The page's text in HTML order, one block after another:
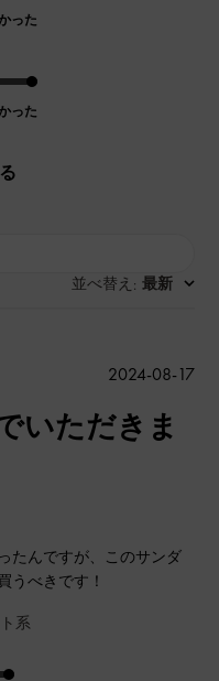
った
った
並べ替え : 最新
いただきま
たんですが、このサンダ
うべきです！
系
公
2024-08-17